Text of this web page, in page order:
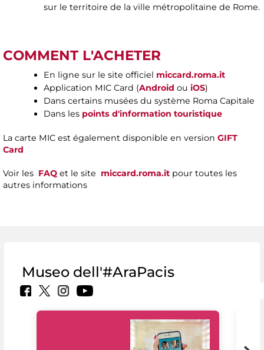
sur le territoire de la ville métropolitaine de Rome.
COMMENT L'ACHETER
En ligne sur le site officiel miccard.roma.it
Application MIC Card (Android ou iOS)
Dans certains musées du système Roma Capitale
Dans les points d'information touristique
La carte MIC est également disponible en version GIFT
Card
Voir les FAQ et le site miccard.roma.it pour toutes les
autres informations
Museo dell'#AraPacis